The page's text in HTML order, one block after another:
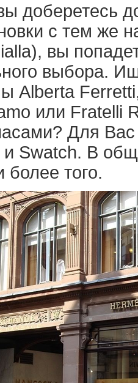
доберетесь
с тем же
вы
выбора.
Alberta
или Fratelli
Для
Swatch. В
того.